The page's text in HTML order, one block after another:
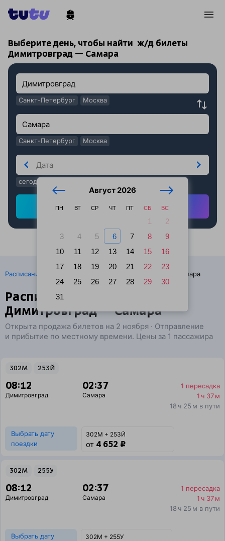
Выберите день, чтобы найти ж/д билеты
Димитровград — Самара
Санкт-Петербург Москва
Санкт-Петербург Москва
Август 2026
ПН ВТ СР ЧТ ПТ СБ ВС
1
2
3
4 5 6 7 8
9
10
11 12 13 14 15
16
17
18 19 20 21 22
23
24
25 26 27 28 29
30
31
сегодня
Найти ж/д билеты
Расписание поездов Ж/д билеты Димитровград → Самара
Расписание поездов
Димитровград — Самара
Открыта продажа билетов на 2 ноября · Отправление
и прибытие по местному времени. Цены за 1 пассажира
302М 253Й
08:12
Димитровград
02:37
Самара
1 пересадка
1 ч 37 м
18 ч 25 м в пути
Выбрать дату
поездки
302М + 253Й
от 4 652 ₽
302М 255У
08:12
Димитровград
02:37
Самара
1 пересадка
1 ч 37 м
18 ч 25 м в пути
Выбрать дату
302М + 255У